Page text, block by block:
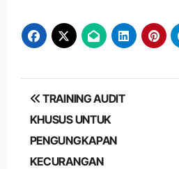
Post
navigation
TRAINING AUDIT
KHUSUS UNTUK
PENGUNGKAPAN
KECURANGAN